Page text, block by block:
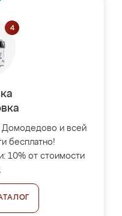
Домодедово и всей
бесплатно!
10% от стоимости